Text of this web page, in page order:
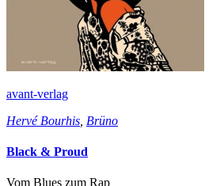
avant-verlag
Hervé Bourhis Brüno
Black & Proud
Vom Blues zum Rap